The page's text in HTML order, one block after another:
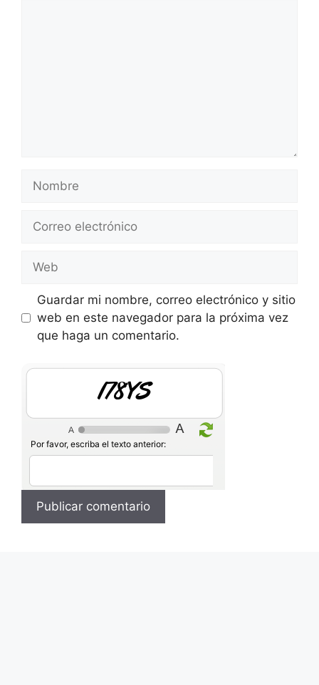
Nombre
Correo
Web
Guardar mi nombre, correo electrónico y sitio
web en este navegador para la próxima vez
que haga un comentario.
GCDem
Por favor, escriba el texto anterior: